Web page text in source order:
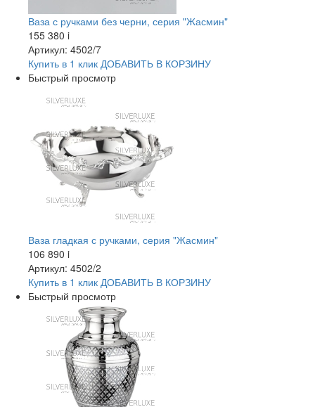
Ваза с ручками без черни, серия "Жасмин"
155 380 i
Артикул: 4502/7
Купить в 1 клик ДОБАВИТЬ В КОРЗИНУ
Быстрый просмотр
Ваза гладкая с ручками, серия "Жасмин"
106 890 i
Артикул: 4502/2
Купить в 1 клик ДОБАВИТЬ В КОРЗИНУ
Быстрый просмотр